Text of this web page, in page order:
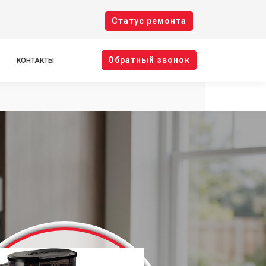
Cтатус ремонта
КОНТАКТЫ Oбратный звонок